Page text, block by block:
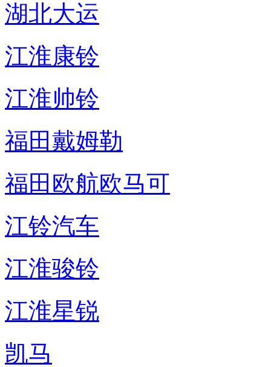
湖北大运
江淮康铃
江淮帅铃
福田戴姆勒
福田欧航欧马可
江铃汽车
江淮骏铃
江淮星锐
凯马